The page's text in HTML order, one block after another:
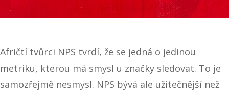
Afričtí tvůrci NPS tvrdí, že se jedná o jedinou
metriku, kterou má smysl u značky sledovat. To je
samozřejmě nesmysl. NPS bývá ale užitečnější než